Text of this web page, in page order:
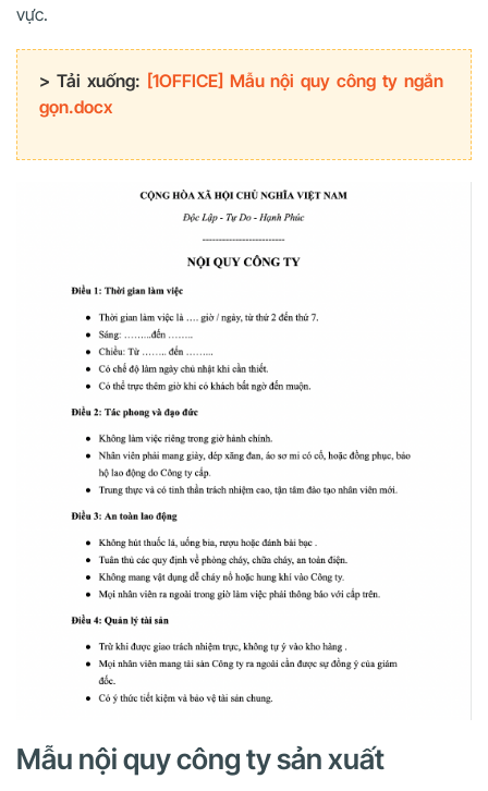
vực.
> Tải xuống: [1OFFICE] Mẫu nội quy công ty ngắn
gọn.docx
Mẫu nội quy công ty sản xuất